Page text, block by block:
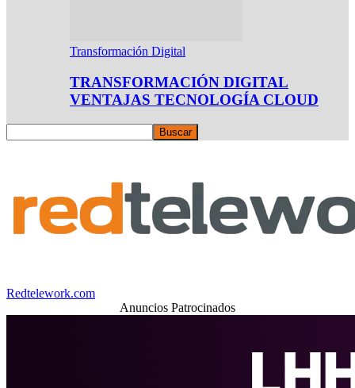
Transformación Digital
TRANSFORMACIÓN DIGITAL
VENTAJAS TECNOLOGÍA CLOUD
Redtelework.com
Anuncios Patrocinados